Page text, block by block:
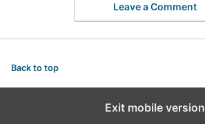
Leave a Comment
Back to top
Exit mobile version